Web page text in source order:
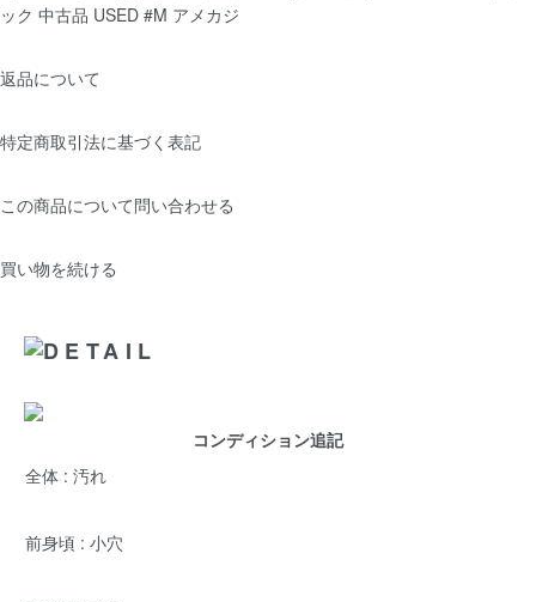
ック 中古品 USED #M アメカジ
返品について
特定商取引法に基づく表記
この商品について問い合わせる
買い物を続ける
コンディション追記
全体 : 汚れ
前身頃 : 小穴